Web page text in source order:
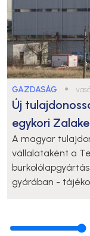
GAZDASÁG ●
Új
egykori
A magyar
vállalataként a
gyárában -